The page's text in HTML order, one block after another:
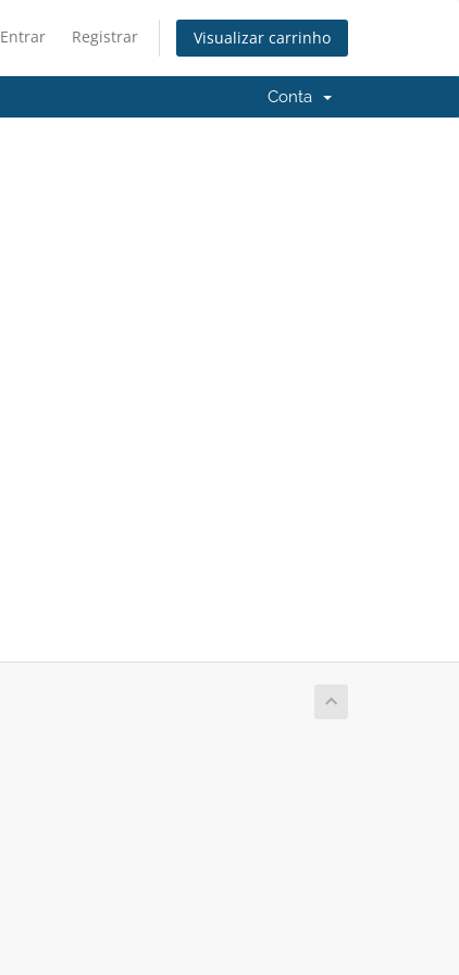
Entrar Registrar Visualizar carrinho
Conta